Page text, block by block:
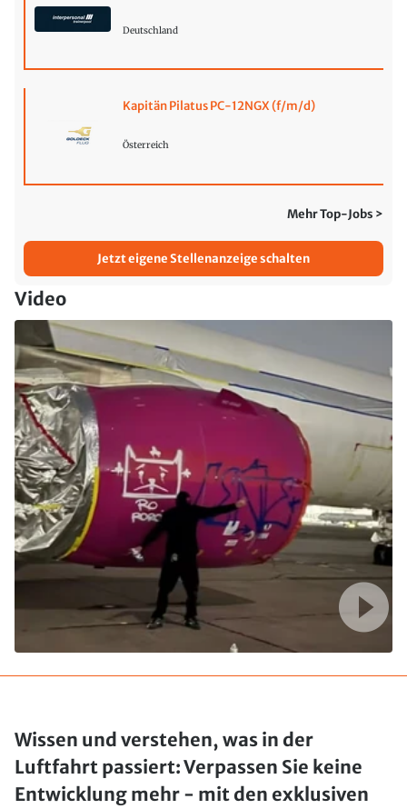
Deutschland
Kapitän Pilatus PC-12NGX (f/m/d)
Österreich
Mehr Top-Jobs >
Jetzt eigene Stellenanzeige schalten
Video
Wissen und verstehen, was in der
Luftfahrt passiert: Verpassen Sie keine
Entwicklung mehr - mit den exklusiven